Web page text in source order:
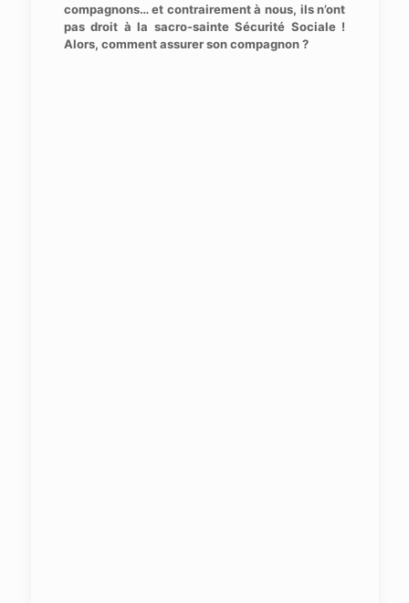
compagnons… et contrairement à nous, ils n’ont
pas droit à la sacro-sainte Sécurité Sociale !
Alors, comment assurer son compagnon ?